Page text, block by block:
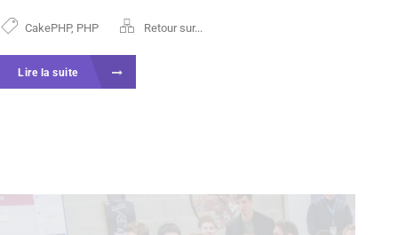
CakePHP, PHP Retour sur...
Lire la suite